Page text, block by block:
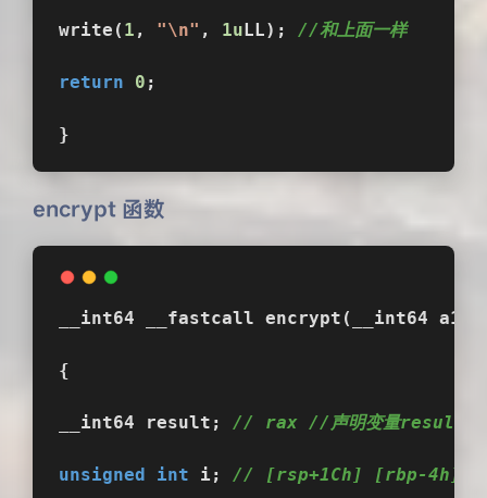
write( 1 , "\n" , 1uLL); //和上面一样
return 0 ;
}
encrypt 函数
__int64 __fastcall encrypt (__int64 a1,
{
__int64 result; // rax //声明变量result
unsigned int i; // [rsp+1Ch] [rbp-4h] //